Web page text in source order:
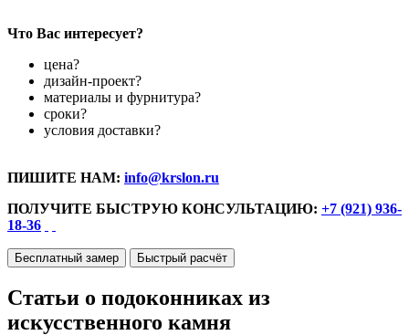
Что Вас интересует?
цена?
дизайн-проект?
материалы и фурнитура?
сроки?
условия доставки?
ПИШИТЕ НАМ: info@krslon.ru
ПОЛУЧИТЕ БЫСТРУЮ КОНСУЛЬТАЦИЮ: +7 (921) 936-
18-36
Бесплатный замер Быстрый расчёт
Статьи о подоконниках из
искусственного камня